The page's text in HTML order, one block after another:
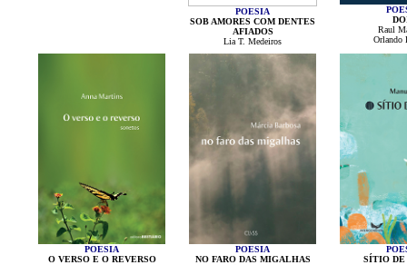
POESIA
SOB AMORES COM DENTES
AFIADOS
Lia T. Medeiros
Raul
Orlando
POESIA
O VERSO E O REVERSO
POESIA
NO FARO DAS MIGALHAS
SÍTIO DE